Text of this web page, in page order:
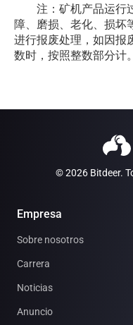
注：矿机产品运行
障、磨损、老化、损坏
进行报废处理，如因报
数时，按照整数部分计。
© 2026 Bitdeer.
Empresa
Sobre nosotros
Carrera
Noticias
Anuncio